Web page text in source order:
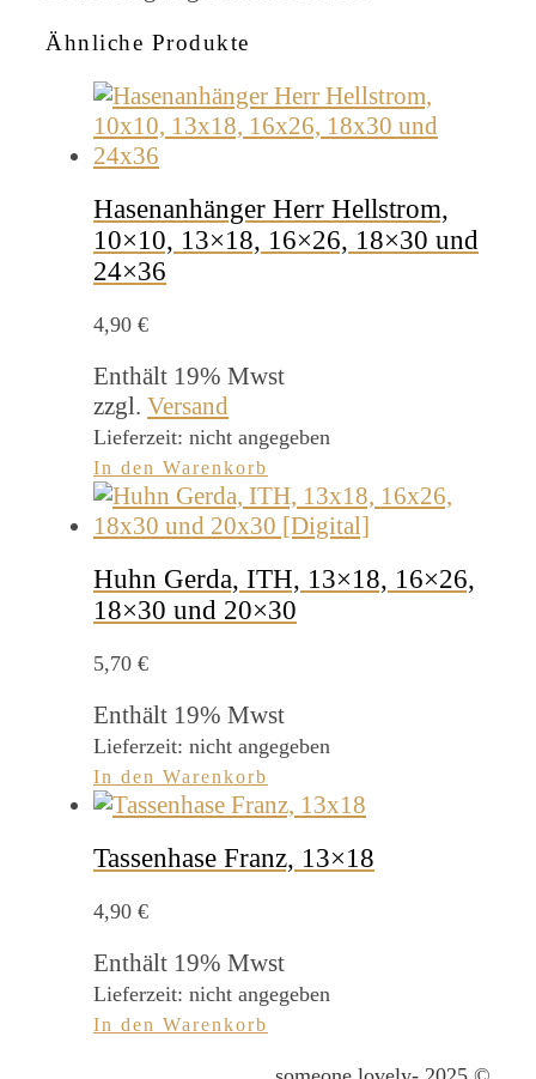
Ähnliche Produkte
Hasenanhänger Herr Hellstrom,
10×10, 13×18, 16×26, 18×30 und
24×36
4,90 €
Enthält 19% Mwst
zzgl. Versand
Lieferzeit: nicht angegeben
In den Warenkorb
Huhn Gerda, ITH, 13×18, 16×26,
18×30 und 20×30
5,70 €
Enthält 19% Mwst
Lieferzeit: nicht angegeben
In den Warenkorb
Tassenhase Franz, 13×18
4,90 €
Enthält 19% Mwst
Lieferzeit: nicht angegeben
In den Warenkorb